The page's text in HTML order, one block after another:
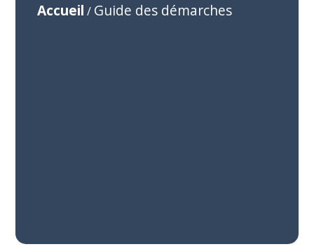
Accueil / Guide des démarches